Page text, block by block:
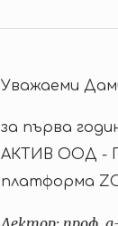
Уважаеми
за първа
АКТИВ ООД -
платформа